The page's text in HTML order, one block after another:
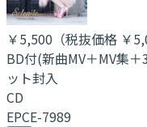
￥5,500 （税抜価格 ￥
BD付(新曲MV＋MV集
ット封入
CD
EPCE-7989